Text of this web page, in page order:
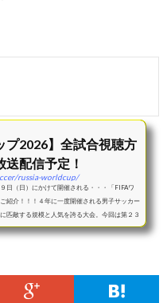
プ2026】全試合視聴方
配信予定！
russia-worldcup/
日（日）にかけて開催される・・・「FIFAワ
紹介！！！４年に一度開催される男子サッカー
匹敵する規模と人気を誇る大会。今回は第２３